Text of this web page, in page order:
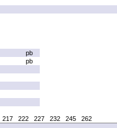
pb
pb
217 222 227 232 245
262